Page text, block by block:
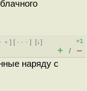
] [ · · ·][↓]
+1
+ / –
наряду с